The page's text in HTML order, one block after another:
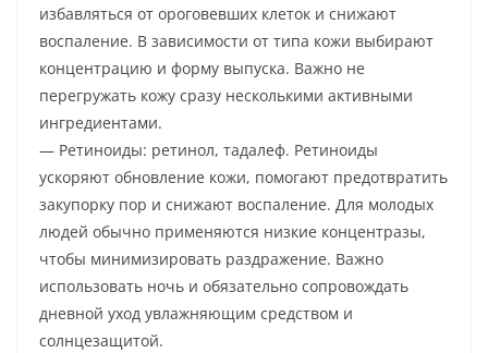
избавляться от ороговевших клеток и снижают
воспаление. В зависимости от типа кожи выбирают
концентрацию и форму выпуска. Важно не
перегружать кожу сразу несколькими активными
ингредиентами.
— Ретиноиды: ретинол, тадалеф. Ретиноиды
ускоряют обновление кожи, помогают предотвратить
закупорку пор и снижают воспаление. Для молодых
людей обычно применяются низкие концентразы,
чтобы минимизировать раздражение. Важно
использовать ночь и обязательно сопровождать
дневной уход увлажняющим средством и
солнцезащитой.